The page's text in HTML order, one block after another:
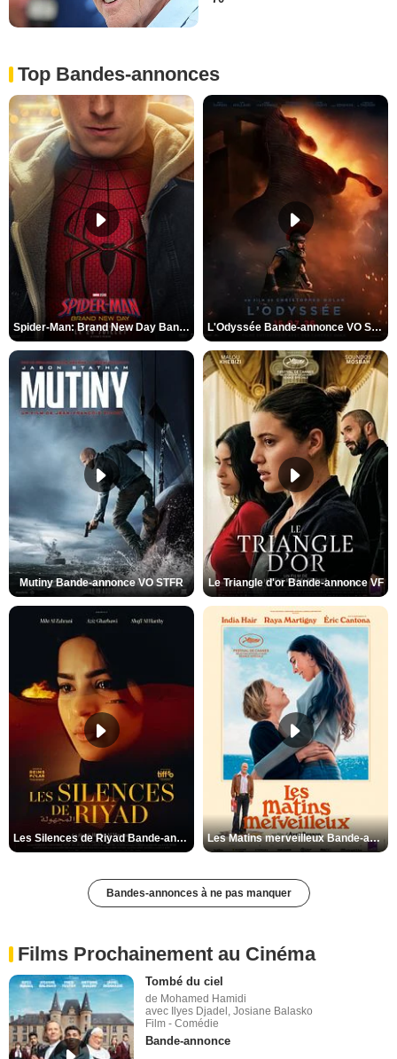
Top Bandes-annonces
Spider-Man: Brand New Day Bande-annonce VO STFR L'Odyssée Bande-annonce VO STFR
Mutiny Bande-annonce VO STFR Le Triangle d'or Bande-annonce VF
Les Silences de Riyad Bande-annonce VO STFR Les Matins merveilleux Bande-annonce VF
Bandes-annonces à ne pas manquer
Films Prochainement au Cinéma
Tombé du ciel
de Mohamed Hamidi
avec Ilyes Djadel, Josiane Balasko
Film - Comédie
Bande-annonce